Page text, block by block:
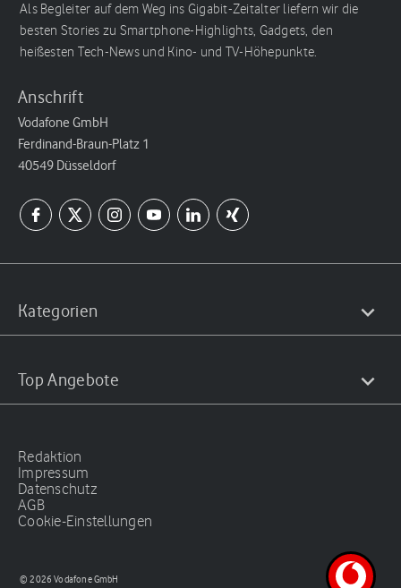
Als Begleiter auf dem Weg ins Gigabit-Zeitalter liefern wir die
besten Stories zu Smartphone-Highlights, Gadgets, den
heißesten Tech-News und Kino- und TV-Höhepunkte.
Anschrift
Vodafone GmbH
Ferdinand-Braun-Platz 1
40549 Düsseldorf
Kategorien
Top Angebote
Redaktion
Impressum
Datenschutz
AGB
Cookie-Einstellungen
© 2026 Vodafone GmbH